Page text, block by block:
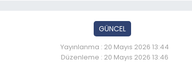
GÜNCEL
Yayınlanma : 20 Mayıs 2026 13:44
Düzenleme : 20 Mayıs 2026 13:46